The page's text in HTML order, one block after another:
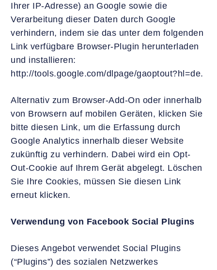
Ihrer IP-Adresse) an Google sowie die
Verarbeitung dieser Daten durch Google
verhindern, indem sie das unter dem folgenden
Link verfügbare Browser-Plugin herunterladen
und installieren:
http://tools.google.com/dlpage/gaoptout?hl=de.
Alternativ zum Browser-Add-On oder innerhalb
von Browsern auf mobilen Geräten, klicken Sie
bitte diesen Link, um die Erfassung durch
Google Analytics innerhalb dieser Website
zukünftig zu verhindern. Dabei wird ein Opt-
Out-Cookie auf Ihrem Gerät abgelegt. Löschen
Sie Ihre Cookies, müssen Sie diesen Link
erneut klicken.
Verwendung von Facebook Social Plugins
Dieses Angebot verwendet Social Plugins
(“Plugins”) des sozialen Netzwerkes